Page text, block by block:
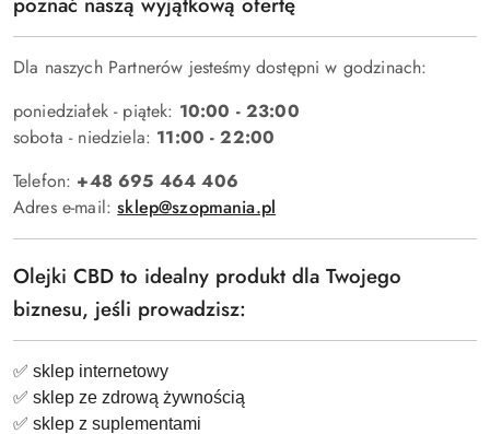
Dla naszych Partnerów jesteśmy dostępni w godzinach:
poniedziałek - piątek: 10:00 - 23:00
sobota - niedziela: 11:00 - 22:00
Telefon: +48 695 464 406
Adres e-mail:sklep@szopmania.pl
Olejki CBD to idealny produkt dla Twojego
biznesu, jeśli prowadzisz:
✅ sklep internetowy
✅ sklep ze zdrową żywnością
✅ sklep z suplementami